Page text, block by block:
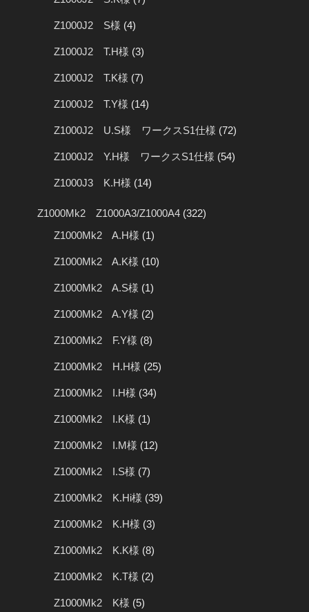
Z1000J2 S様 (4)
Z1000J2 T.H様 (3)
Z1000J2 T.K様 (7)
Z1000J2 T.Y様 (14)
Z1000J2 U.S様 ワークスS1仕様 (72)
Z1000J2 Y.H様 ワークスS1仕様 (54)
Z1000J3 K.H様 (14)
Z1000Mk2 Z1000A3/Z1000A4 (322)
Z1000Mk2 A.H様 (1)
Z1000Mk2 A.K様 (10)
Z1000Mk2 A.S様 (1)
Z1000Mk2 A.Y様 (2)
Z1000Mk2 F.Y様 (8)
Z1000Mk2 H.H様 (25)
Z1000Mk2 I.H様 (34)
Z1000Mk2 I.K様 (1)
Z1000Mk2 I.M様 (12)
Z1000Mk2 I.S様 (7)
Z1000Mk2 K.Hi様 (39)
Z1000Mk2 K.H様 (3)
Z1000Mk2 K.K様 (8)
Z1000Mk2 K.T様 (2)
Z1000Mk2 K様 (5)